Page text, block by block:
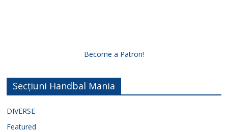
Become a Patron!
Secțiuni Handbal Mania
DIVERSE
Featured